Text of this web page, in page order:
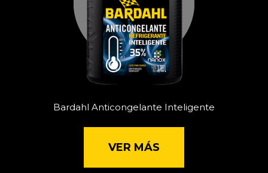
Bardahl Anticongelante Inteligente
VER MÁS